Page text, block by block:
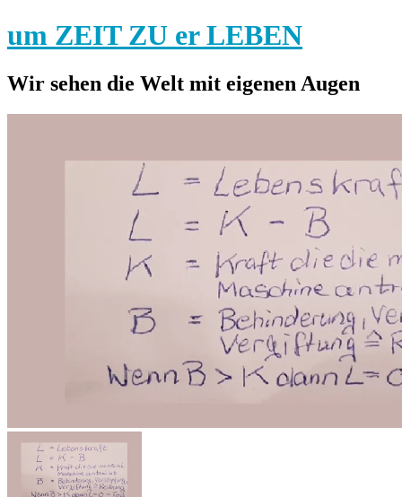
um ZEIT ZU er LEBEN
Wir sehen die Welt mit eigenen Augen